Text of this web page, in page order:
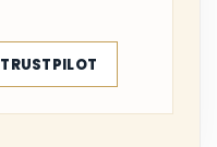
TRUSTPILOT